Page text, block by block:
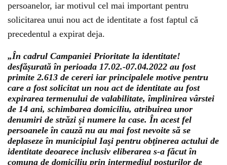
persoanelor, iar motivul cel mai important pentru
solicitarea unui nou act de identitate a fost faptul că
precedentul a expirat deja.
„În cadrul Campaniei Prioritate la identitate!
desfășurată în perioada 17.02.-07.04.2022 au fost
primite 2.613 de cereri iar principalele motive pentru
care a fost solicitat un nou act de identitate au fost
expirarea termenului de valabilitate, împlinirea vârstei
de 14 ani, schimbarea domiciliu, atribuirea unor
denumiri de străzi și numere la case. În acest fel
persoanele în cauză nu au mai fost nevoite să se
deplaseze în municipiul Iaşi pentru obţinerea actului de
identitate deoarece inclusiv eliberarea s-a făcut în
comuna de domiciliu prin intermediul posturilor de